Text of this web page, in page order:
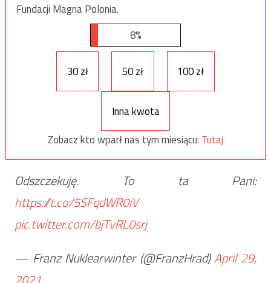
Fundacji Magna Polonia.
8%
30 zł 50 zł 100 zł
Inna kwota
Zobacz kto wparł nas tym miesiącu: Tutaj
Odszczekuję. To ta Pani:
https://t.co/5SFqdWR0iV
pic.twitter.com/bjTvRL0srj
— Franz Nuklearwinter (@FranzHrad)April 29,